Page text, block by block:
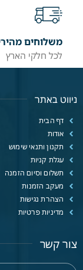
משלוחים
לכל חלקי הארץ
ניווט באתר
דף הבית
אודות
תקנון ותנאי שימוש
עגלת קניות
תשלום וסיום הזמנה
מעקב הזמנות
הצהרת נגישות
מדיניות פרטיות
צור קשר